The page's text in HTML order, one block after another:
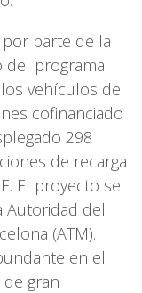
parte de la
del programa
vehículos de
cofinanciado
298
de recarga
El proyecto se
Autoridad del
(ATM).
en el
gran